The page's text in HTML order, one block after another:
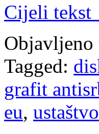
Cijeli
Objavljeno
Tagged:
grafit
eu, ustaštvo